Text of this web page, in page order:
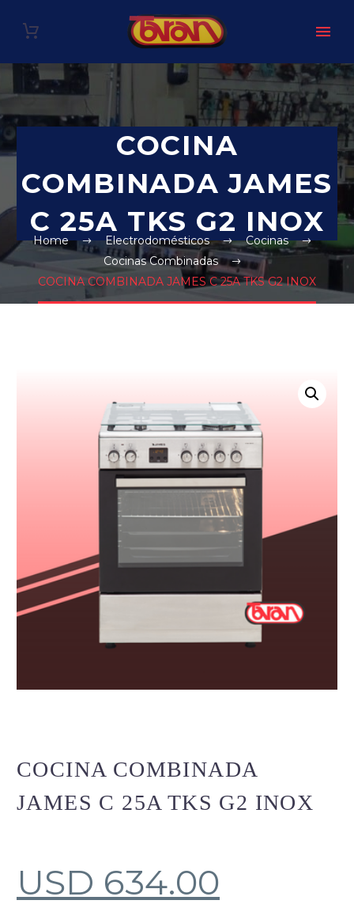
COCINA
COMBINADA JAMES
C 25A TKS G2 INOX
Home Electrodomésticos
Cocinas
Cocinas Combinadas
COCINA COMBINADA JAMES C 25A TKS G2 INOX
COCINA COMBINADA
JAMES C 25A TKS G2 INOX
USD 634.00